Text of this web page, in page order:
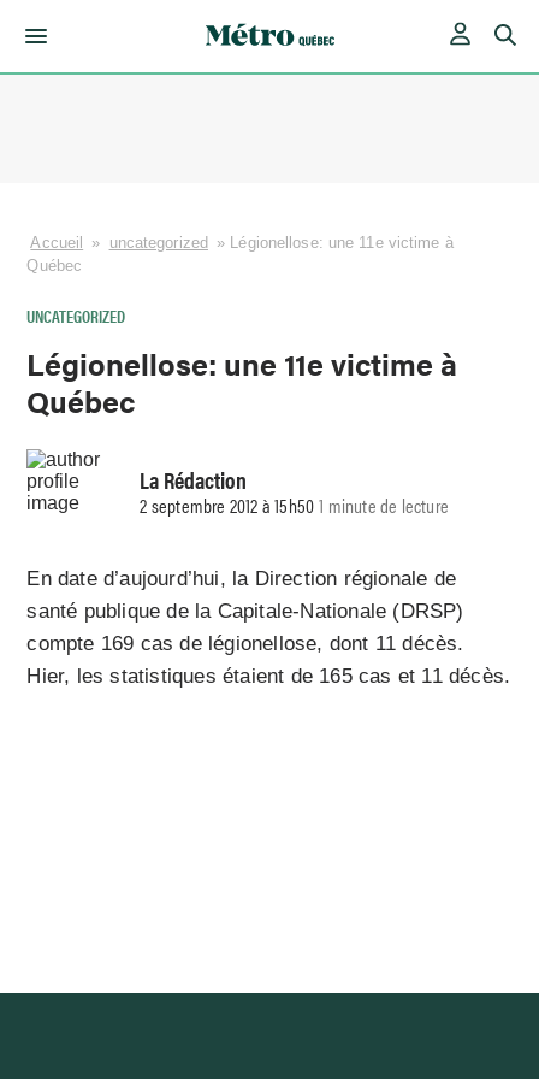
Accueil » uncategorized » Légionellose: une 11e victime à
Québec
UNCATEGORIZED
Légionellose: une 11e victime à
Québec
La Rédaction
2 septembre 2012 à 15h501 minute de lecture
En date d’aujourd’hui, la Direction régionale de
santé publique de la Capitale-Nationale (DRSP)
compte 169 cas de légionellose, dont 11 décès.
Hier, les statistiques étaient de 165 cas et 11 décès.